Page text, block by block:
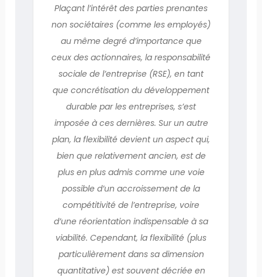
Plaçant l’intérêt des parties prenantes
non sociétaires (comme les employés)
au même degré d’importance que
ceux des actionnaires, la responsabilité
sociale de l’entreprise (RSE), en tant
que concrétisation du développement
durable par les entreprises, s’est
imposée à ces dernières. Sur un autre
plan, la flexibilité devient un aspect qui,
bien que relativement ancien, est de
plus en plus admis comme une voie
possible d’un accroissement de la
compétitivité de l’entreprise, voire
d’une réorientation indispensable à sa
viabilité. Cependant, la flexibilité (plus
particulièrement dans sa dimension
quantitative) est souvent décriée en